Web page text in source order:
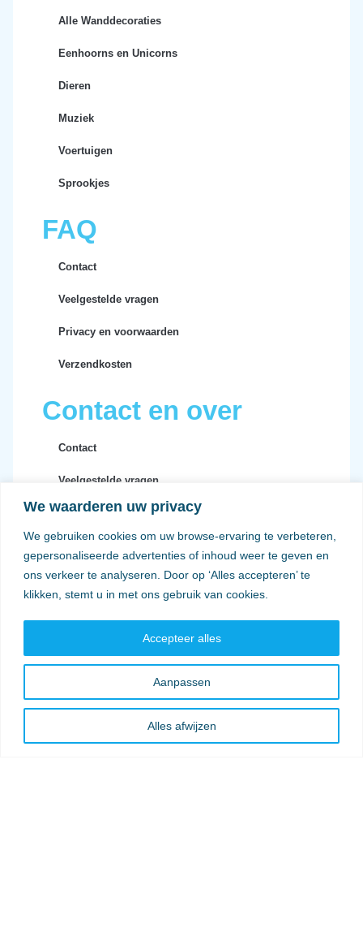
We waarderen uw privacy
We gebruiken cookies om uw browse-ervaring te verbeteren,
gepersonaliseerde advertenties of inhoud weer te geven en
ons verkeer te analyseren. Door op ‘Alles accepteren’ te
klikken, stemt u in met ons gebruik van cookies.
Aanpassen
Alles afwijzen
Accepteer alles
Alle Wanddecoraties
Eenhoorns en Unicorns
Dieren
Muziek
Voertuigen
Sprookjes
FAQ
Contact
Veelgestelde vragen
Privacy en voorwaarden
Verzendkosten
Contact en over
Contact
Veelgestelde vragen
Privacy en voorwaarden